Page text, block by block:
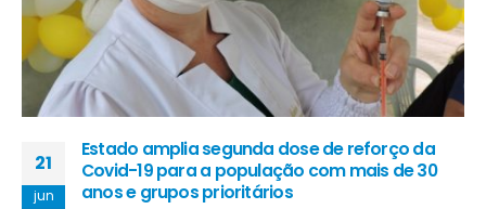
21
jun
Estado amplia segunda dose de reforço da
Covid-19 para a população com mais de 30
anos e grupos prioritários